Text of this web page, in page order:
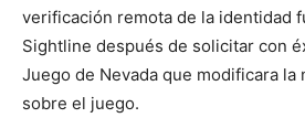
verificación remota de la identidad
Sightline después de solicitar con
Juego de Nevada que modificara la
sobre el juego.